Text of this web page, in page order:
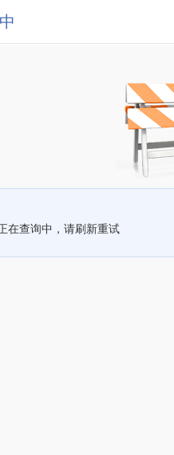
在查询中，请刷新重试